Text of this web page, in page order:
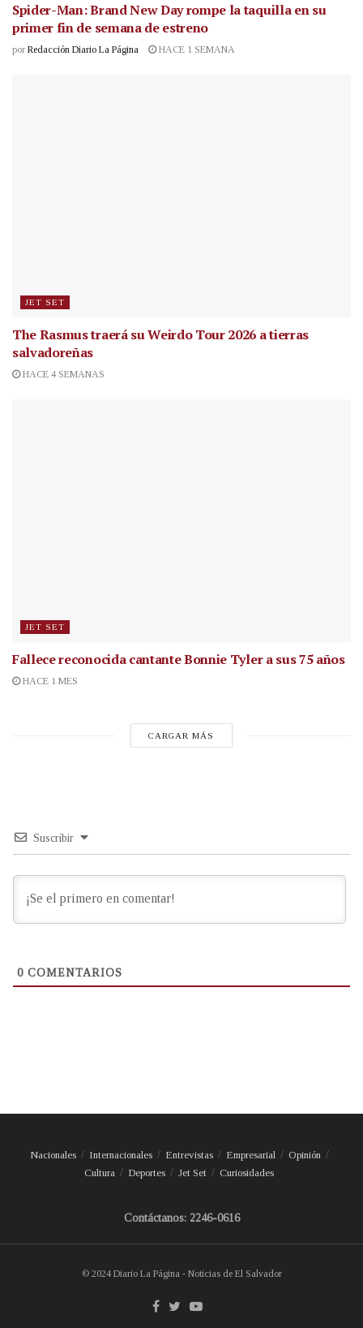
Spider-Man: Brand New Day rompe la taquilla en su
primer fin de semana de estreno
por Redacción Diario La Página HACE 1 SEMANA
JET SET
The Rasmus traerá su Weirdo Tour 2026 a tierras
salvadoreñas
HACE 4 SEMANAS
JET SET
Fallece reconocida cantanteBonnie Tyler a sus 75 años
HACE 1 MES
CARGAR MÁS
Suscribir
0 COMENTARIOS
Nacionales Internacionales Entrevistas Empresarial
Opinión
Cultura
Deportes Jet Set Curiosidades
Contáctanos: 2246-0616
© 2024 Diario La Página - Noticias de El Salvador